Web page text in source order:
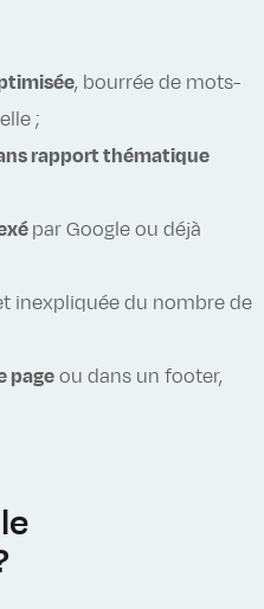
, bourrée de mots-
;
rapport thématique
par Google ou déjà
inexpliquée du nombre de
page ou dans un footer,